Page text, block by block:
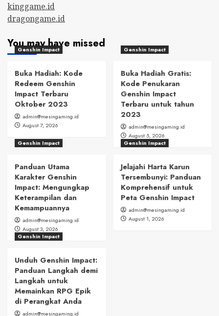
kinggame.id
dragongame.id
You may have missed
Genshin Impact
Buka Hadiah: Kode
Redeem Genshin
Impact Terbaru
Oktober 2023
admin@mesingaming.id
August 7, 2026
Genshin Impact
Buka Hadiah Gratis:
Kode Penukaran
Genshin Impact
Terbaru untuk tahun
2023
admin@mesingaming.id
August 5, 2026
Genshin Impact
Panduan Utama
Karakter Genshin
Impact: Mengungkap
Keterampilan dan
Kemampuannya
admin@mesingaming.id
August 3, 2026
Genshin Impact
Jelajahi Harta Karun
Tersembunyi: Panduan
Komprehensif untuk
Peta Genshin Impact
admin@mesingaming.id
August 1, 2026
Genshin Impact
Unduh Genshin Impact:
Panduan Langkah demi
Langkah untuk
Memainkan RPG Epik
di Perangkat Anda
admin@mesingaming.id